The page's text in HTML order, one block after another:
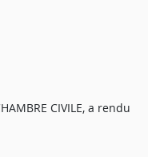
CIVILE, a rendu